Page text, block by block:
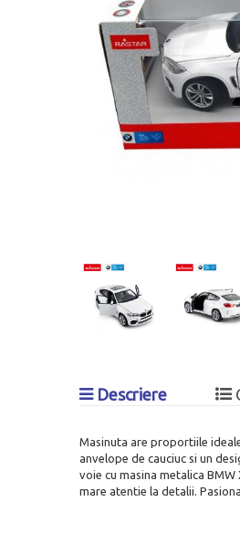
Descriere
Masinuta are proportiile
anvelope de cauciuc si un
voie cu masina metalica
mare atentie la detalii.